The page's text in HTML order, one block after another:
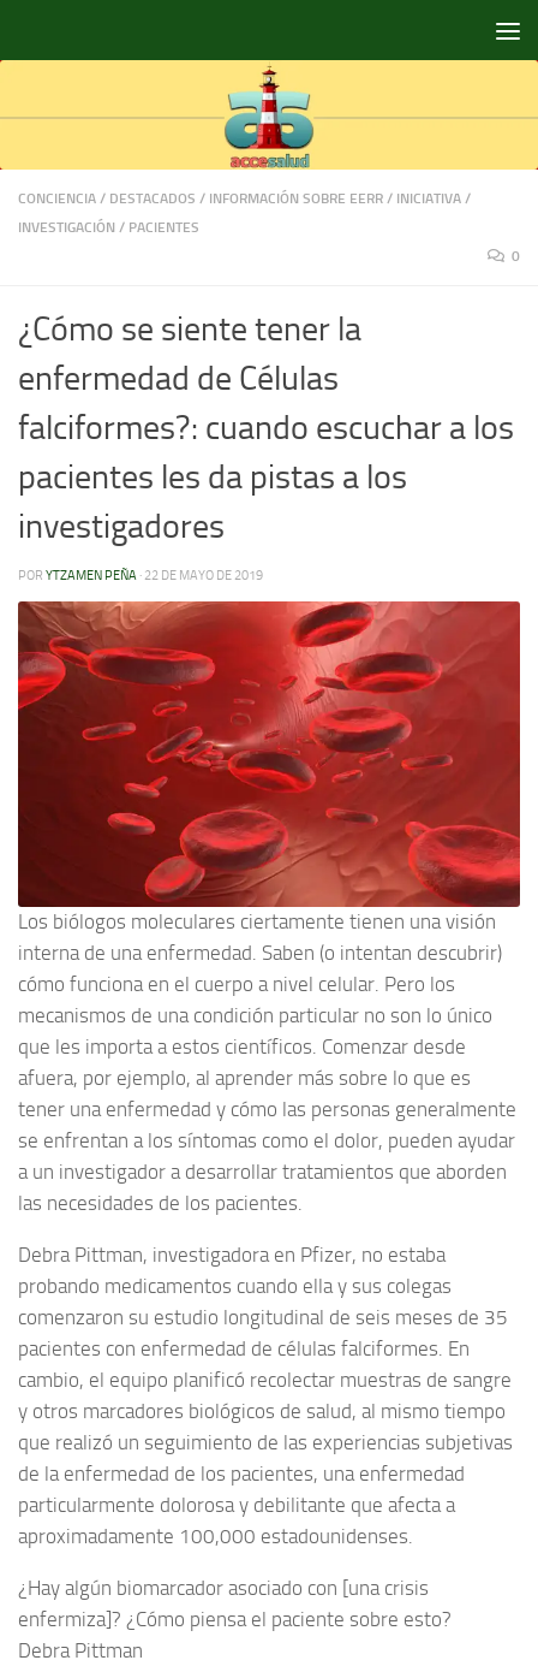
CONCIENCIA / DESTACADOS / INFORMACIÓN SOBRE EERR / INICIATIVA /
INVESTIGACIÓN / PACIENTES
0
¿Cómo se siente tener la
enfermedad de Células
falciformes?: cuando escuchar a los
pacientes les da pistas a los
investigadores
POR YTZAMEN PEÑA · 22 DE MAYO DE 2019
Los biólogos moleculares ciertamente tienen una visión
interna de una enfermedad. Saben (o intentan descubrir)
cómo funciona en el cuerpo a nivel celular. Pero los
mecanismos de una condición particular no son lo único
que les importa a estos científicos. Comenzar desde
afuera, por ejemplo, al aprender más sobre lo que es
tener una enfermedad y cómo las personas generalmente
se enfrentan a los síntomas como el dolor, pueden ayudar
a un investigador a desarrollar tratamientos que aborden
las necesidades de los pacientes.
Debra Pittman, investigadora en Pfizer, no estaba
probando medicamentos cuando ella y sus colegas
comenzaron su estudio longitudinal de seis meses de 35
pacientes con enfermedad de células falciformes. En
cambio, el equipo planificó recolectar muestras de sangre
y otros marcadores biológicos de salud, al mismo tiempo
que realizó un seguimiento de las experiencias subjetivas
de la enfermedad de los pacientes, una enfermedad
particularmente dolorosa y debilitante que afecta a
aproximadamente 100,000 estadounidenses.
¿Hay algún biomarcador asociado con [una crisis
enfermiza]? ¿Cómo piensa el paciente sobre esto?
Debra Pittman